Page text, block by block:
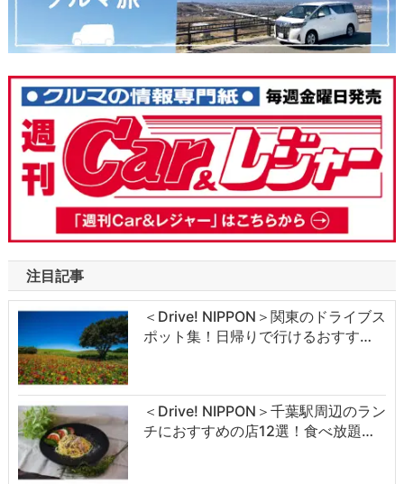
注目記事
＜Drive! NIPPON＞関東のドライブス
ポット集！日帰りで行けるおすす…
＜Drive! NIPPON＞千葉駅周辺のラン
チにおすすめの店12選！食べ放題…